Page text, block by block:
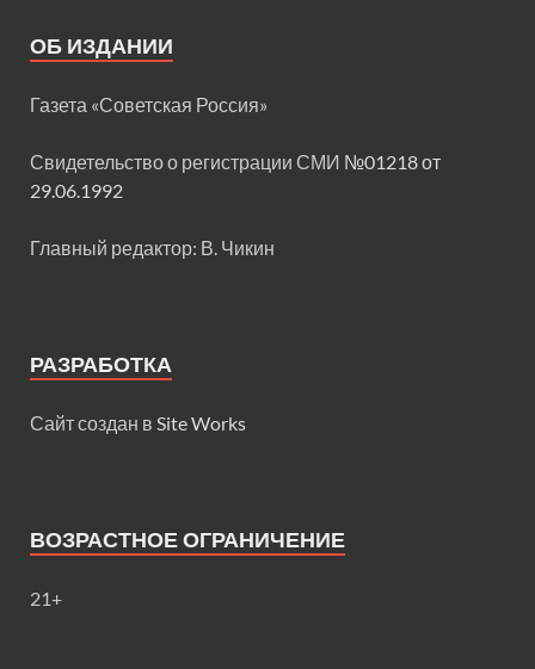
ОБ ИЗДАНИИ
Газета «Советская Россия»
Свидетельство о регистрации СМИ №01218 от
29.06.1992
Главный редактор: В. Чикин
РАЗРАБОТКА
Сайт создан в Site Works
ВОЗРАСТНОЕ ОГРАНИЧЕНИЕ
21+